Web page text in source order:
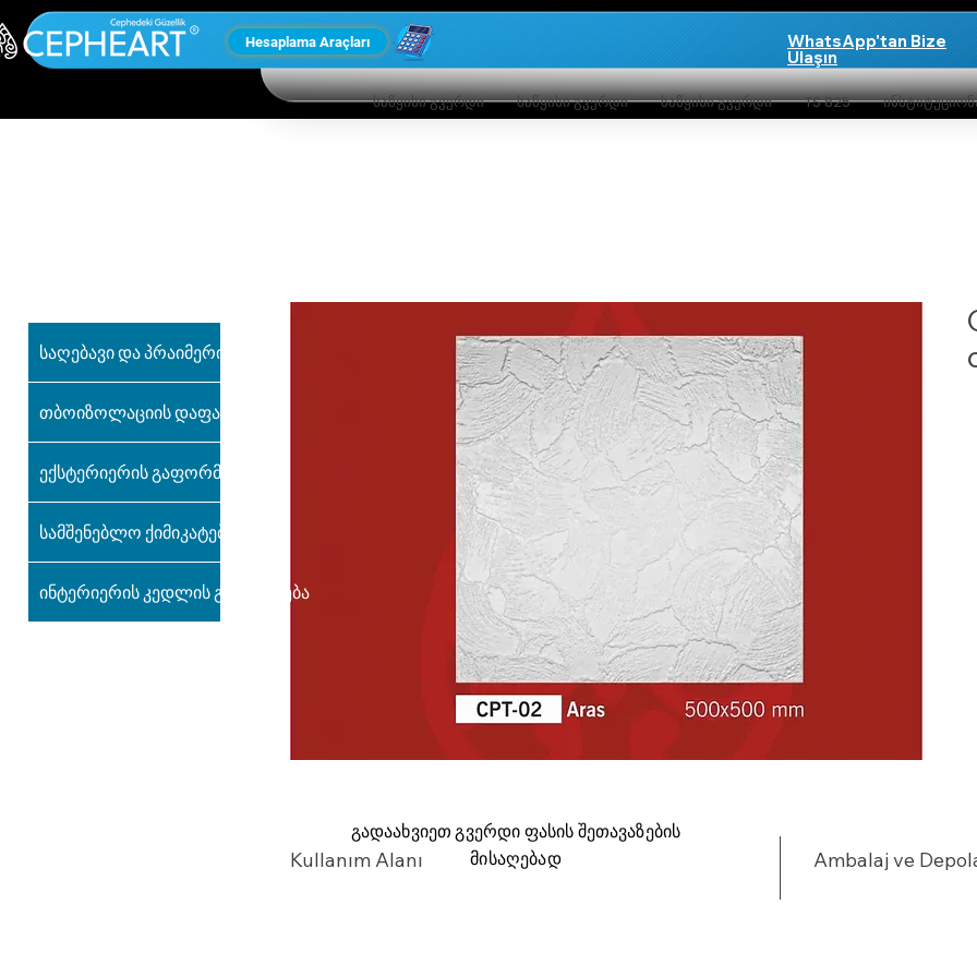
Hesaplama Araçları WhatsApp'tan Bize
Ulaşın
საწყისი გვერდი საწყისი გვერდი საწყისი გვერდი TS 825
Kullanım Alanı Ambalaj ve
გადაახვიეთ გვერდი ფასის შეთავაზების
მისაღებად
საღებავი და პრაიმერი
თბოიზოლაციის დაფა
ექსტერიერის გაფორმება
სამშენებლო ქიმიკატები
ინტერიერის კედლის გაფორმება